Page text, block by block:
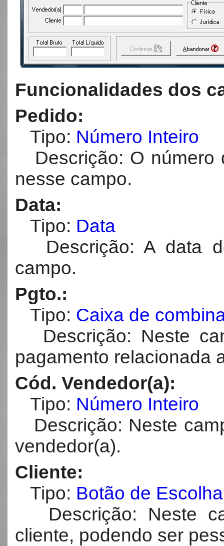
Funcionalidades dos
Pedido:
Tipo: Número Inteiro
Descrição: O número
nesse campo.
Data:
Tipo: Data
Descrição: A data
campo.
Pgto.:
Tipo: Caixa de
Descrição: Neste
pagamento relacionada
Cód. Vendedor(a):
Tipo: Número Inteiro
Descrição: Neste
vendedor(a).
Cliente:
Tipo: Botão de Escolha
Descrição: Neste
cliente, podendo ser